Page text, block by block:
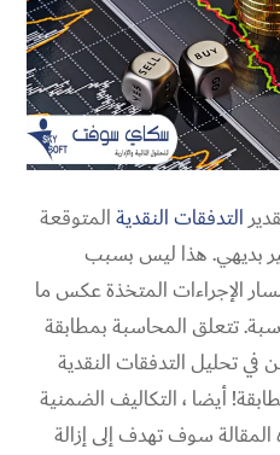
التدفقات النقديةالمتوقعة
بديهي. هذا ليس بسبب
الإجراءات المتخذة عكس ما
تتعلق المحاسبة بمطابقة
في تحليل التدفقات النقدية
أيضا ، التكاليف الضمنية
سوف تهدف إلى إزالة